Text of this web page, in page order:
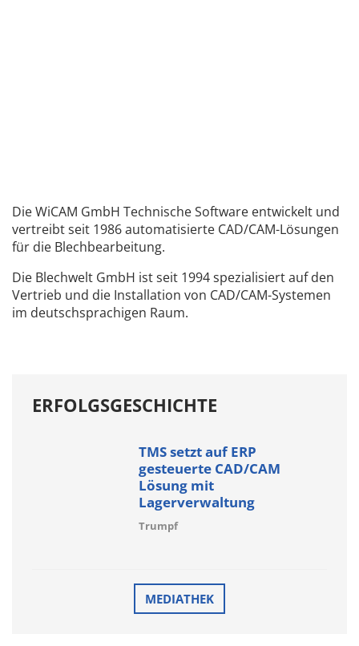
Die WiCAM GmbH Technische Software entwickelt und
vertreibt seit 1986 automatisierte CAD/CAM-Lösungen
für die Blechbearbeitung.
Die Blechwelt GmbH ist seit 1994 spezialisiert auf den
Vertrieb und die Installation von CAD/CAM-Systemen
im deutschsprachigen Raum.
ERFOLGSGESCHICHTE
TMS setzt auf ERP
gesteuerte CAD/CAM
Lösung mit
Lagerverwaltung
Trumpf
MEDIATHEK